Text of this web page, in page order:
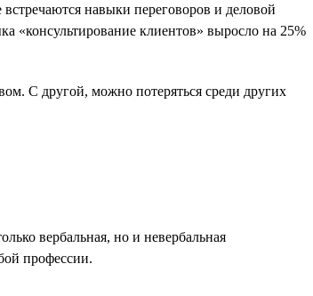
навыки переговоров и деловой
«консультирование клиентов» выросло на 25%
С другой, можно потеряться среди других
вербальная, но и невербальная
профессии.